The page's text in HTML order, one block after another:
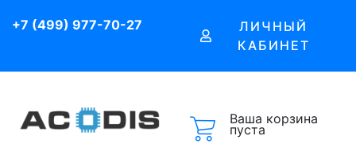
+7 (499) 977-70-27
ЛИЧНЫЙ
КАБИНЕТ
Ваша корзина
пуста